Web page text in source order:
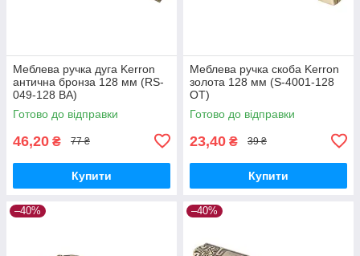
Меблева ручка дуга Kerron
антична бронза 128 мм (RS-
049-128 BA)
Готово до відправки
46,20 ₴ 77 ₴
Купити
Меблева ручка скоба Kerron
золота 128 мм (S-4001-128
OT)
Готово до відправки
23,40 ₴ 39 ₴
Купити
–40% –40%